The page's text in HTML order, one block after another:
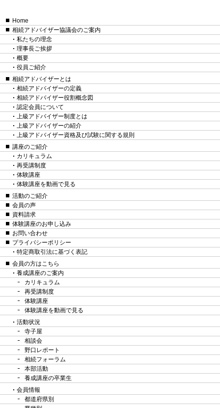
Home
相続アドバイザー協議会のご案内
私たちの理念
理事長ご挨拶
概要
役員ご紹介
相続アドバイザーとは
相続アドバイザーの定義
相続アドバイザー役割概念図
認定会員について
上級アドバイザー制度とは
上級アドバイザーの紹介
上級アドバイザー資格及び試験に関する規則
講座のご紹介
カリキュラム
再受講制度
体験講座
体験講座を動画で見る
活動のご紹介
会員の声
資料請求
体験講座のお申し込み
お問い合わせ
プライバシーポリシー
特定商取引法に基づく表記
会員の方はこちら
養成講座のご案内
カリキュラム
再受講制度
体験講座
体験講座を動画で見る
活動状況
寺子屋
相談会
野口レポート
相続フォーラム
本部活動
養成講座の卒業生
会員情報
都道府県別